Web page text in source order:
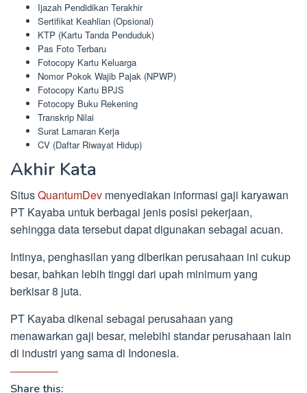
Ijazah Pendidikan Terakhir
Sertifikat Keahlian (Opsional)
KTP (Kartu Tanda Penduduk)
Pas Foto Terbaru
Fotocopy Kartu Keluarga
Nomor Pokok Wajib Pajak (NPWP)
Fotocopy Kartu BPJS
Fotocopy Buku Rekening
Transkrip Nilai
Surat Lamaran Kerja
CV (Daftar Riwayat Hidup)
Akhir Kata
SitusQuantumDev menyediakan informasi gaji karyawan
PT Kayaba untuk berbagai jenis posisi pekerjaan,
sehingga data tersebut dapat digunakan sebagai acuan.
Intinya, penghasilan yang diberikan perusahaan ini cukup
besar, bahkan lebih tinggi dari upah minimum yang
berkisar 8 juta.
PT Kayaba dikenal sebagai perusahaan yang
menawarkan gaji besar, melebihi standar perusahaan lain
di industri yang sama di Indonesia.
Share this: